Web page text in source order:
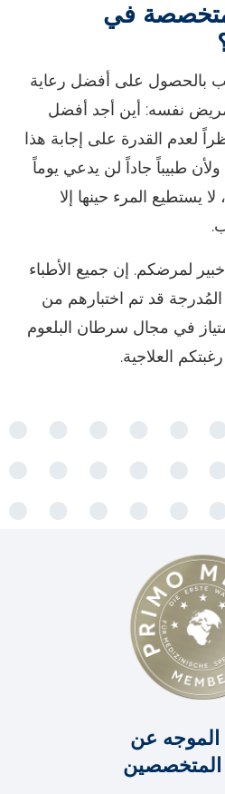
في
بالحصول على أفضل رعاية
نفسه: أين أجد أفضل
لعدم القدرة على إجابة هذا
طبيباً جاداً لن يدعي يوماً
يستطيع المرء حينها إلا
لمرضكم. إن جميع الأطباء
قد تم اختبارهم من
في مجال سرطان البلعوم
العلاجية.
الموجه عن
المتخصصين